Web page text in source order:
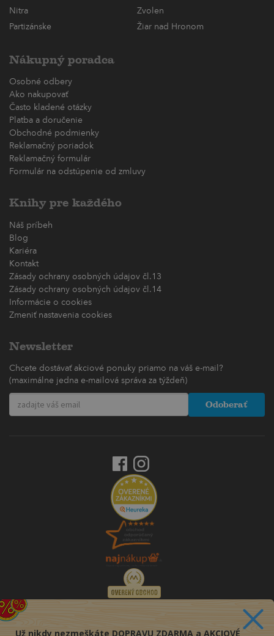
Nitra
Zvolen
Partizánske
Žiar nad Hronom
Nákupný poradca
Osobné odbery
Ako nakupovať
Často kladené otázky
Platba a doručenie
Obchodné podmienky
Reklamačný poriadok
Reklamačný formulár
Formulár na odstúpenie od zmluvy
Knihy pre každého
Náš príbeh
Blog
Kariéra
Kontakt
Zásady ochrany osobných údajov čl.13
Zásady ochrany osobných údajov čl.14
Informácie o cookies
Zmeniť nastavenia cookies
Newsletter
Chcete dostávať akciové ponuky priamo na váš e-mail?
(maximálne jedna e-mailová správa za týždeň)
Odoberať
Už nikdy nezmeškáte DOPRAVU ZDARMA a AKCIOVÉ